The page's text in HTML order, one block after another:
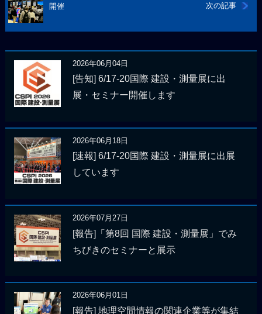
次の記事
開催
2026年06月04日
[告知] 6/17-20国際 建設・測量展に出
展・セミナー開催します
2026年06月18日
[速報] 6/17-20国際 建設・測量展に出展
しています
2026年07月27日
[報告]「第8回 国際 建設・測量展」でみ
ちびきのセミナーと展示
2026年06月01日
[報告] 地理空間情報の関連企業等が集結